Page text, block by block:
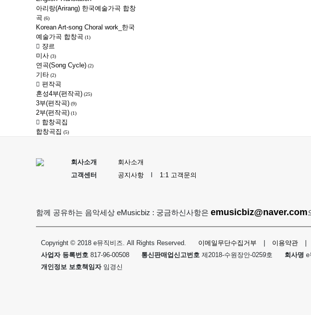
아리랑(Arirang) 한국예술가곡 합창
곡 (6)
Korean Art-song Choral work_한국
예술가곡 합창곡 (1)
쟝르
미사 (3)
연곡(Song Cycle) (2)
기타 (2)
편작곡
혼성4부(편작곡) (25)
3부(편작곡) (9)
2부(편작곡) (1)
합창곡집
합창곡집 (5)
회사소개
회사소개
고객센터
공지사항 1:1 고객문의
함께 공유하는 음악세상 eMusicbiz : 궁금하신사항은 emusicbiz@naver.com
Copyright © 2018 e뮤직비즈. All Rights Reserved. 이메일무단수집거부 이용약관
사업자 등록번호 817-96-00508 통신판매업신고번호 제2018-수원장안-0259호 회사명 e
개인정보 보호책임자임경신